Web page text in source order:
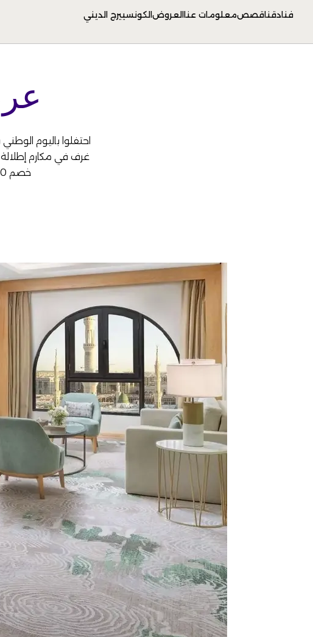
فنادقناقصصمعلومات عناالعروضالكونسييرج الديني
احتفلوا باليوم
غرف في مكارم إطلالة
خصم 10% لفترة محدودة! يسري العرض من 18 إلى 30 سبتمبر.